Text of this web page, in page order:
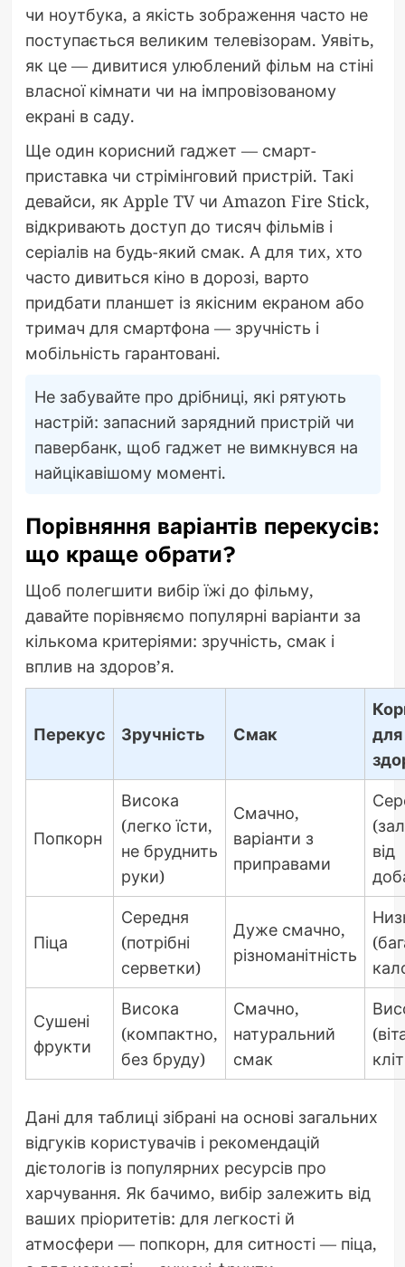
чи ноутбука, а якість зображення часто не
поступається великим телевізорам. Уявіть,
як це — дивитися улюблений фільм на стіні
власної кімнати чи на імпровізованому
екрані в саду.
Ще один корисний гаджет — смарт-
приставка чи стрімінговий пристрій. Такі
девайси, як Apple TV чи Amazon Fire Stick,
відкривають доступ до тисяч фільмів і
серіалів на будь-який смак. А для тих, хто
часто дивиться кіно в дорозі, варто
придбати планшет із якісним екраном або
тримач для смартфона — зручність і
мобільність гарантовані.
Не забувайте про дрібниці, які рятують
настрій: запасний зарядний пристрій чи
павербанк, щоб гаджет не вимкнувся на
найцікавішому моменті.
Порівняння варіантів перекусів:
що краще обрати?
Щоб полегшити вибір їжі до фільму,
давайте порівняємо популярні варіанти за
кількома критеріями: зручність, смак і
вплив на здоров’я.
Перекус Зручність Смак
для
Попкорн
Висока
(легко їсти,
не бруднить
руки)
Смачно,
варіанти з
приправами
від
Піца
Середня
(потрібні
серветки)
Дуже смачно,
різноманітність
Сушені
фрукти
Висока
(компактно,
без бруду)
Смачно,
натуральний
смак
Дані для таблиці зібрані на основі загальних
відгуків користувачів і рекомендацій
дієтологів із популярних ресурсів про
харчування. Як бачимо, вибір залежить від
ваших пріоритетів: для легкості й
атмосфери — попкорн, для ситності — піца,